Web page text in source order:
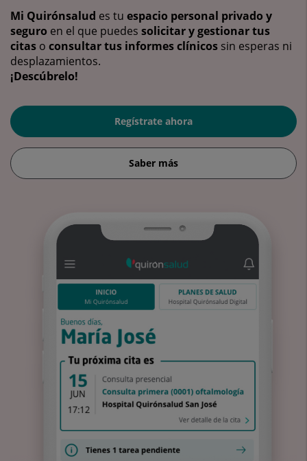
Mi Quirónsalud es tu espacio personal privado y
seguro en el que puedes solicitar y gestionar tus
citas o consultar tus informes clínicos sin esperas ni
desplazamientos.
¡Descúbrelo!
Regístrate ahora
Saber más